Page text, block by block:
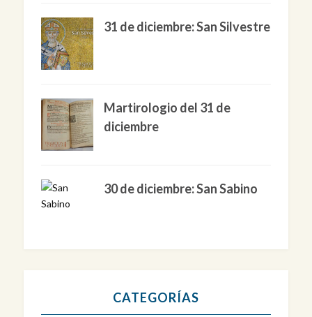
31 de diciembre: San Silvestre
Martirologio del 31 de
diciembre
30 de diciembre: San Sabino
CATEGORÍAS